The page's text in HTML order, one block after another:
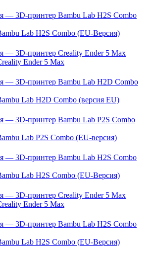
Lab H2S Combo (EU-Версия)
Ender 5 Max
Lab H2D Combo (версия EU)
Lab P2S Combo (EU-версия)
Lab H2S Combo (EU-Версия)
Ender 5 Max
Lab H2S Combo (EU-Версия)